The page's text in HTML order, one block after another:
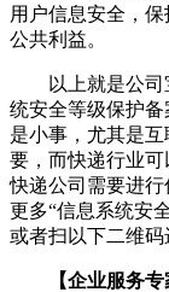
用户信息安全，
公共利益。
以上就是公
统安全等级保护
是小事，尤其是
要，而快递行业
快递公司需要进
更多“信息系统安
或者扫以下二维码
【企业服务专家